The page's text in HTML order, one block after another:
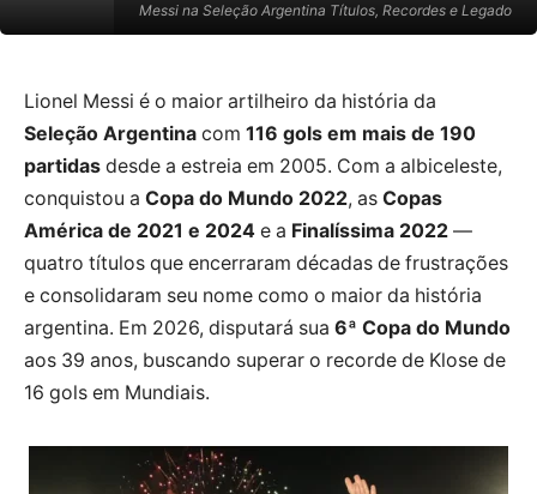
Messi na Seleção Argentina Títulos, Recordes e Legado
Lionel Messi é o maior artilheiro da história da
Seleção Argentina com 116 gols em mais de 190
partidas desde a estreia em 2005. Com a albiceleste,
conquistou a Copa do Mundo 2022, as Copas
América de 2021 e 2024 e a Finalíssima 2022 —
quatro títulos que encerraram décadas de frustrações
e consolidaram seu nome como o maior da história
argentina. Em 2026, disputará sua 6ª Copa do Mundo
aos 39 anos, buscando superar o recorde de Klose de
16 gols em Mundiais.